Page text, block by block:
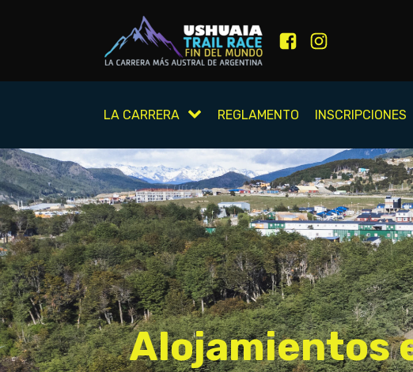
LA CARRERA REGLAMENTO INSCRIPCIONES
Alojamientos